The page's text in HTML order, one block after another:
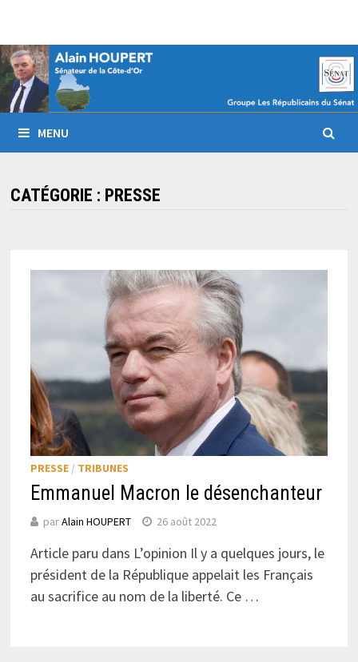
contenu
MENU
CATÉGORIE : PRESSE
PRESSE/ TRIBUNES
Emmanuel Macron le désenchanteur
parAlain HOUPERT 26 août 2022
Article paru dans L’opinion Il y a quelques jours, le
président de la République appelait les Français
au sacrifice au nom de la liberté. Ce …